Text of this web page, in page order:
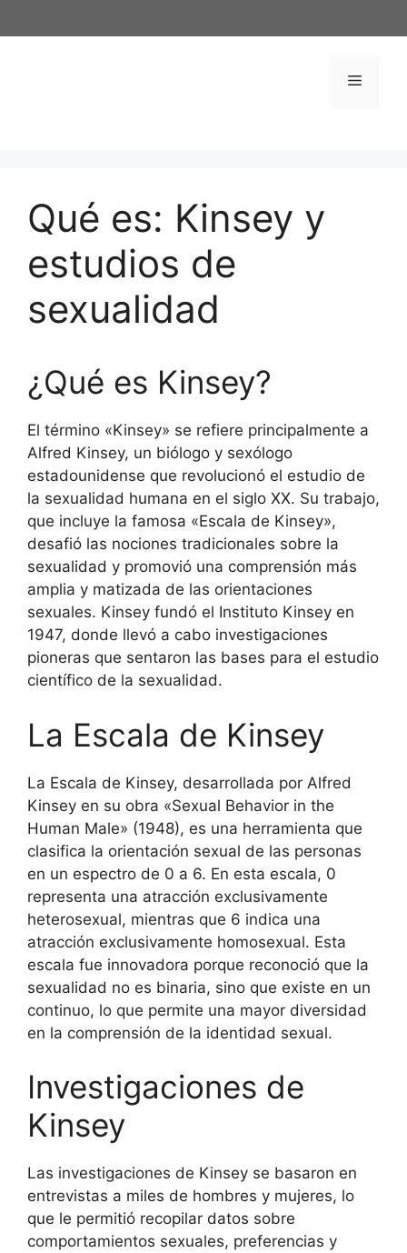
al
Menú
Qué es: Kinsey y
estudios de
sexualidad
¿Qué es Kinsey?
El término «Kinsey» se refiere principalmente a
Alfred Kinsey, un biólogo y sexólogo
estadounidense que revolucionó el estudio de
la sexualidad humana en el siglo XX. Su trabajo,
que incluye la famosa «Escala de Kinsey»,
desafió las nociones tradicionales sobre la
sexualidad y promovió una comprensión más
amplia y matizada de las orientaciones
sexuales. Kinsey fundó el Instituto Kinsey en
1947, donde llevó a cabo investigaciones
pioneras que sentaron las bases para el estudio
científico de la sexualidad.
La Escala de Kinsey
La Escala de Kinsey, desarrollada por Alfred
Kinsey en su obra «Sexual Behavior in the
Human Male» (1948), es una herramienta que
clasifica la orientación sexual de las personas
en un espectro de 0 a 6. En esta escala, 0
representa una atracción exclusivamente
heterosexual, mientras que 6 indica una
atracción exclusivamente homosexual. Esta
escala fue innovadora porque reconoció que la
sexualidad no es binaria, sino que existe en un
continuo, lo que permite una mayor diversidad
en la comprensión de la identidad sexual.
Investigaciones de
Kinsey
Las investigaciones de Kinsey se basaron en
entrevistas a miles de hombres y mujeres, lo
que le permitió recopilar datos sobre
comportamientos sexuales, preferencias y